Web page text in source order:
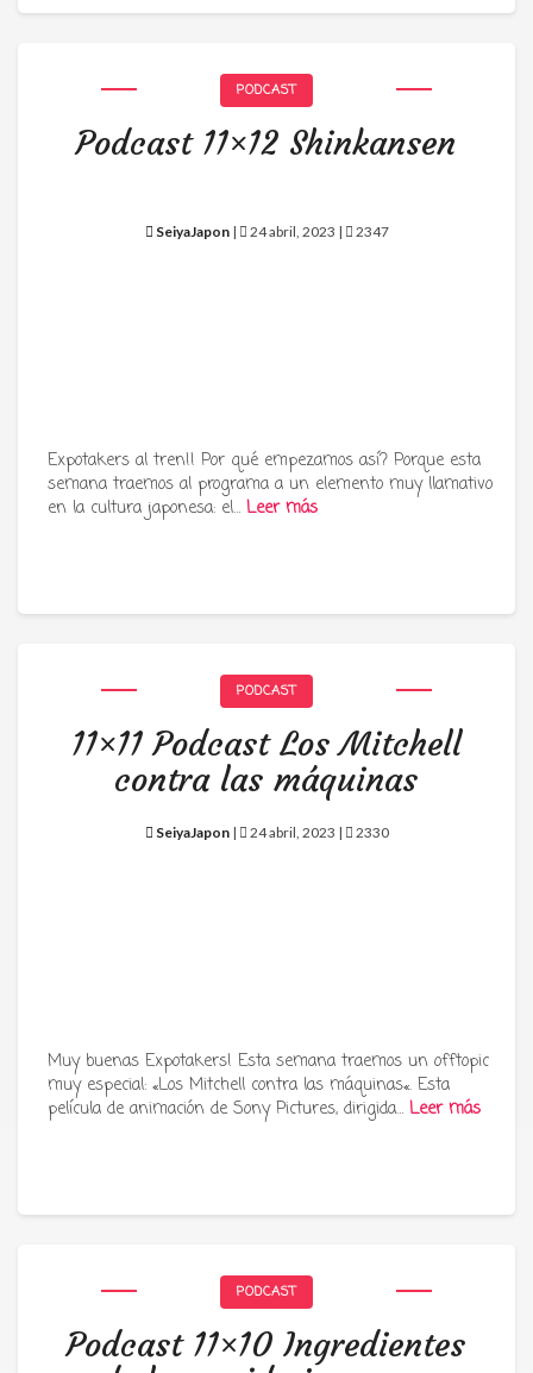
PODCAST
Podcast 11×12 Shinkansen
SeiyaJapon| 24 abril, 2023 | 2347
Expotakers al tren!! Por qué empezamos así? Porque esta
semana traemos al programa a un elemento muy llamativo
en la cultura japonesa: el… Leer más
PODCAST
11×11 Podcast Los Mitchell
contra las máquinas
SeiyaJapon| 24 abril, 2023 | 2330
Muy buenas Expotakers! Esta semana traemos un offtopic
muy especial: «Los Mitchell contra las máquinas«. Esta
película de animación de Sony Pictures, dirigida… Leer más
PODCAST
Podcast 11×10 Ingredientes